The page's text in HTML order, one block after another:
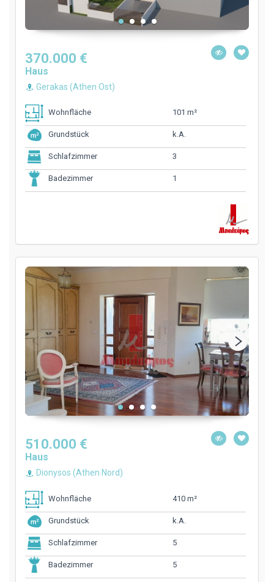
370.000 €
Haus
Gerakas (Athen Ost)
Wohnfläche 101 m²
Grundstück k.A.
Schlafzimmer 3
Badezimmer 1
510.000 €
Haus
Dionysos (Athen Nord)
Wohnfläche 410 m²
Grundstück k.A.
Schlafzimmer 5
Badezimmer 5